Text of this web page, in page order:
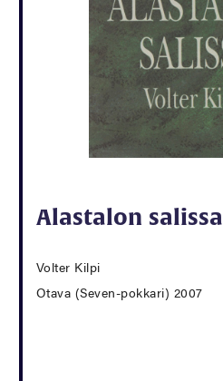
Alastalon salissa
Volter Kilpi
Otava (Seven-pokkari) 2007